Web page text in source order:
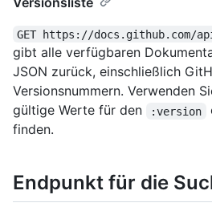
GET https://docs.github.com/
gibt alle verfügbaren
JSON zurück, einschließlich
Versionsnummern. Verwenden
gültige Werte für den
:version
finden.
Endpunkt für die